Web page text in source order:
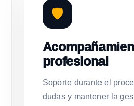
🛡️
profesional
Soporte durante el
dudas y mantener la